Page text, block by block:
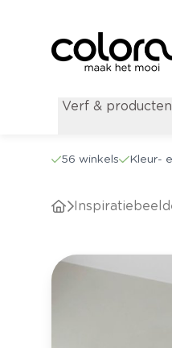
Verf & producten
56 winkels Kleur-